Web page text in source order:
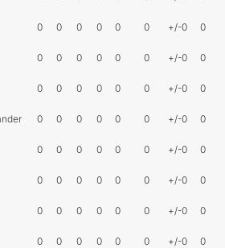
0 0 0 0 0 0 +/-0 0
0 0 0 0 0 0 +/-0 0
0 0 0 0 0 0 +/-0 0
0 0 0 0 0 0 +/-0 0
0 0 0 0 0 0 +/-0 0
0 0 0 0 0 0 +/-0 0
0 0 0 0 0 0 +/-0 0
0 0 0 0 0 0 +/-0 0